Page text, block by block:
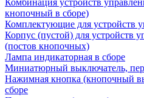
Комбинация устройств
кнопочный в сборе)
Комплектующие для устройств
Корпус (пустой) для устройств
(постов кнопочных)
Лампа индикаторная в сборе
Миниатюрный выключатель,
Нажимная кнопка (кнопочный
сборе